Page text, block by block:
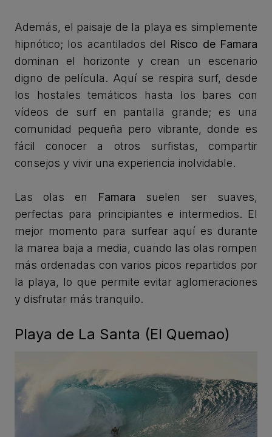
Además, el paisaje de la playa es simplemente
hipnótico; los acantilados del Risco de Famara
dominan el horizonte y crean un escenario
digno de película. Aquí se respira surf, desde
los hostales temáticos hasta los bares con
vídeos de surf en pantalla grande; es una
comunidad pequeña pero vibrante, donde es
fácil conocer a otros surfistas, compartir
consejos y vivir una experiencia inolvidable.
Las olas en Famara suelen ser suaves,
perfectas para principiantes e intermedios. El
mejor momento para surfear aquí es durante
la marea baja a media, cuando las olas rompen
más ordenadas con varios picos repartidos por
la playa, lo que permite evitar aglomeraciones
y disfrutar más tranquilo.
Playa de La Santa (El Quemao)